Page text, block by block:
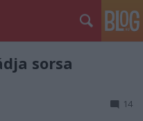
sorsa
14